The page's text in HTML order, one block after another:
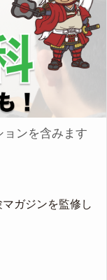
ョンを含みます
ガジンを監修し